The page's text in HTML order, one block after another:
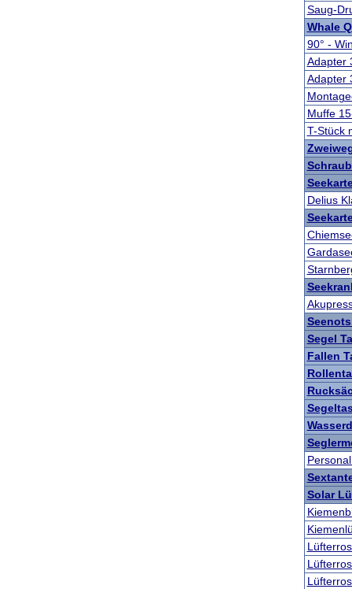
Saug-
Whale
90° -
Adapter
Adapter
Muffe
T-Stück
Delius
Segel
Fallen
Solar